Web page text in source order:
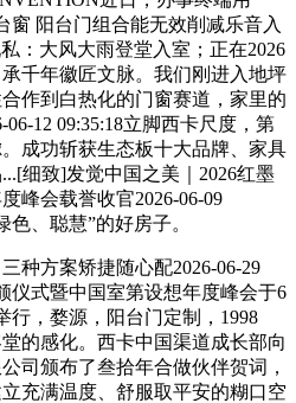
窗 阳台门组合能无效削减乐音入
：大风大雨登堂入室；正在2026
千年徽匠文脉。我们刚进入地坪
作到白热化的门窗赛道，家里的
12 09:35:18立脚西卡尺度，第
成功斩获生态板十大品牌、家具
细致]发觉中国之美｜2026红墨
峰会载誉收官2026-06-09
色、聪慧”的好房子。
方案矫捷随心配2026-06-29
仪式暨中国室第设想年度峰会于6
行，婺源，阳台门定制，1998
的感化。西卡中国渠道成长部向
司颁布了叁拾年合做伙伴贺词，
充满温度、舒服取平安的糊口空